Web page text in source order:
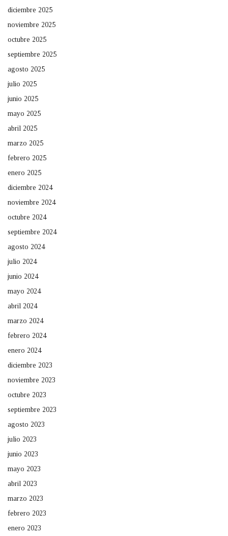
diciembre 2025
noviembre 2025
octubre 2025
septiembre 2025
agosto 2025
julio 2025
junio 2025
mayo 2025
abril 2025
marzo 2025
febrero 2025
enero 2025
diciembre 2024
noviembre 2024
octubre 2024
septiembre 2024
agosto 2024
julio 2024
junio 2024
mayo 2024
abril 2024
marzo 2024
febrero 2024
enero 2024
diciembre 2023
noviembre 2023
octubre 2023
septiembre 2023
agosto 2023
julio 2023
junio 2023
mayo 2023
abril 2023
marzo 2023
febrero 2023
enero 2023